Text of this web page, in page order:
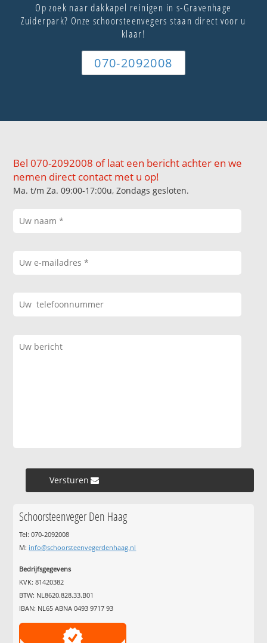
Op zoek naar dakkapel reinigen in s-Gravenhage
Zuiderpark? Onze schoorsteenvegers staan direct voor u
klaar!
070-2092008
Bel 070-2092008 of laat een bericht achter en we
nemen direct contact met u op!
Ma. t/m Za. 09:00-17:00u, Zondags gesloten.
Versturen »
Schoorsteenveger Den Haag
Tel: 070-2092008
M: info@schoorsteenvegerdenhaag.nl
Bedrijfsgegevens
KVK: 81420382
BTW: NL8620.828.33.B01
IBAN: NL65 ABNA 0493 9717 93